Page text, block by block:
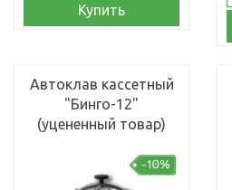
Купить
Автоклав кассетный
"Бинго-12"
(уцененный товар)